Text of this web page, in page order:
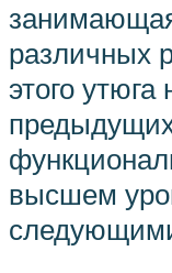
различных
этого
высшем